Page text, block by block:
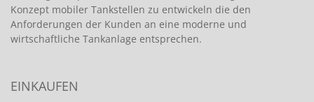
Konzept mobiler Tankstellen zu entwickeln die den
Anforderungen der Kunden an eine moderne und
wirtschaftliche Tankanlage entsprechen.
EINKAUFEN